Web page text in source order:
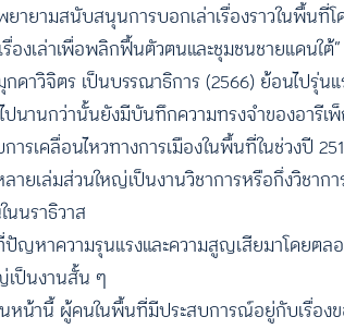
ายามสนับสนุนการบอกเล่าเรื่องราวในพื้น
งเล่าเพื่อพลิกฟื้นตัวตนและชุมชนชายแดนใ
ดาวิจิตร เป็นบรรณาธิการ (2566) ย้อนไปรุ่
นานกว่านั้นยังมีบันทึกความทรงจำของอารี
รเคลื่อนไหวทางการเมืองในพื้นที่ในช่วงปี
ยเล่มส่วนใหญ่เป็นงานวิชาการหรือกึ่งวิชาก
นราธิวาส
หาความรุนแรงและความสูญเสียมาโดยตล
เป็นงานสั้น ๆ
น้านี้ ผู้คนในพื้นที่มีประสบการณ์อยู่กับเรื่อง